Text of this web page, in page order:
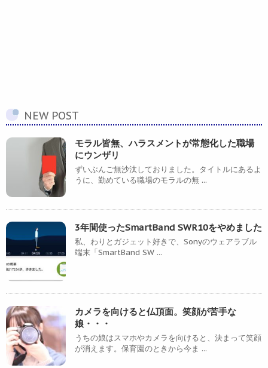
NEW POST
モラル皆無、ハラスメントが常態化した職場
にウンザリ
ずいぶんご無沙汰しておりました。タイトルにあるよ
うに、勤めている職場のモラルの無 ...
3年間使ったSmartBand SWR10をやめました
私、わりとガジェット好きで、Sonyのウェアラブル
端末「SmartBand SW ...
カメラを向けると仏頂面。笑顔が苦手な
娘・・・
うちの娘はスマホやカメラを向けると、決まって笑顔
が消えます。保育園のときから今ま ...